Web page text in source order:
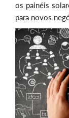
os painéis
para novos